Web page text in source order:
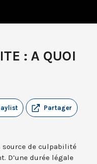
: A QUOI
Partager
source de culpabilité
D’une durée légale